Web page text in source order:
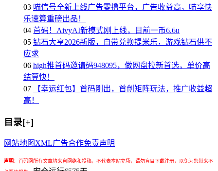
03 喵信号全新上线广告零撸平台，广告收益高，喵享快
乐速算重磅出品！
04 首码！AivyAI新模式刚上线，目前一币6.6u
05 钻石大亨2026新版，自带兑换提米乐，游戏钻石供不
应求
06 high推首码邀请码948095，做网盘拉新首选，单价高
结算快！
07
【幸运红包】首码刚出，首创矩阵玩法，推广收益超
高！
目录[+]
网站地图 XML广告合作免责声明
声明： 首码网所有文章均来自网络和投稿，不代表本站立场，请勿盲目下载注册，以免为您带来不